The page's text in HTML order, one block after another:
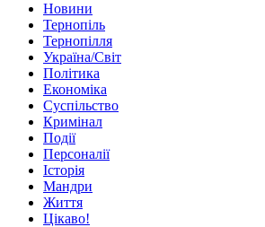
Новини
Тернопіль
Тернопілля
Україна/Світ
Політика
Економіка
Суспільство
Кримінал
Події
Персоналії
Історія
Мандри
Життя
Цікаво!